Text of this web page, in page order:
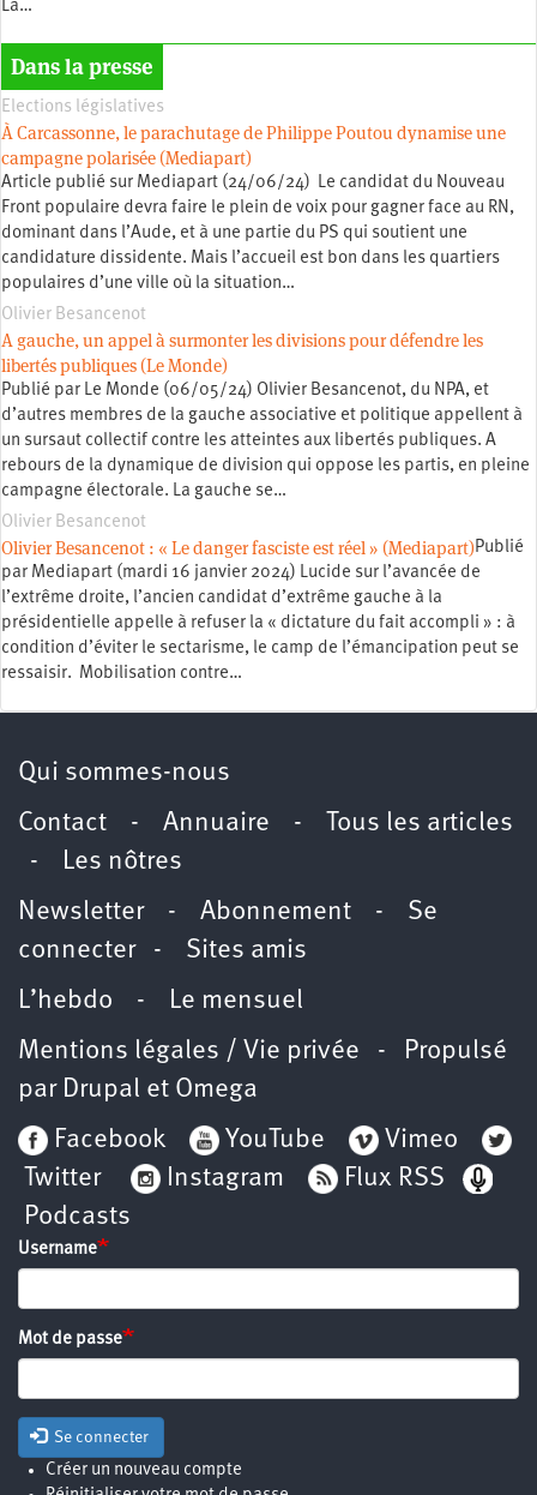
La…
Dans la presse
Elections législatives
À Carcassonne, le parachutage de Philippe Poutou dynamise une
campagne polarisée (Mediapart)
Article publié sur Mediapart (24/06/24) Le candidat du Nouveau
Front populaire devra faire le plein de voix pour gagner face au RN,
dominant dans l’Aude, et à une partie du PS qui soutient une
candidature dissidente. Mais l’accueil est bon dans les quartiers
populaires d’une ville où la situation…
Olivier Besancenot
A gauche, un appel à surmonter les divisions pour défendre les
libertés publiques (Le Monde)
Publié par Le Monde (06/05/24) Olivier Besancenot, du NPA, et
d’autres membres de la gauche associative et politique appellent à
un sursaut collectif contre les atteintes aux libertés publiques. A
rebours de la dynamique de division qui oppose les partis, en pleine
campagne électorale. La gauche se…
Olivier Besancenot
Olivier Besancenot : « Le danger fasciste est réel » (Mediapart)Publié
par Mediapart (mardi 16 janvier 2024) Lucide sur l’avancée de
l’extrême droite, l’ancien candidat d’extrême gauche à la
présidentielle appelle à refuser la « dictature du fait accompli » : à
condition d’éviter le sectarisme, le camp de l’émancipation peut se
ressaisir. Mobilisation contre…
Qui sommes-nous
Contact - Annuaire -
Tous les articles
- Les nôtres
Newsletter- Abonnement - Se
connecter- Sites amis
L’hebdo - Le mensuel
Mentions légales / Vie privée - Propulsé
par Drupal et Omega
Facebook
YouTube
Vimeo
Twitter
Instagram
Flux RSS
Podcasts
Username
Mot de passe
Se connecter
Créer un nouveau compte